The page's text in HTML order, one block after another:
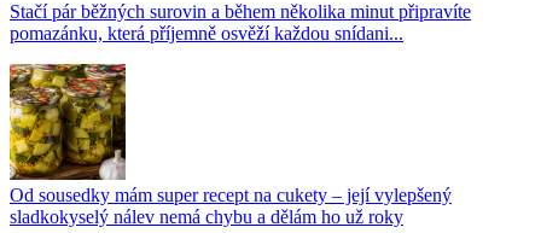
Stačí pár běžných surovin a během několika minut připravíte
pomazánku, která příjemně osvěží každou snídani...
Od sousedky mám super recept na cukety – její vylepšený
sladkokyselý nálev nemá chybu a dělám ho už roky